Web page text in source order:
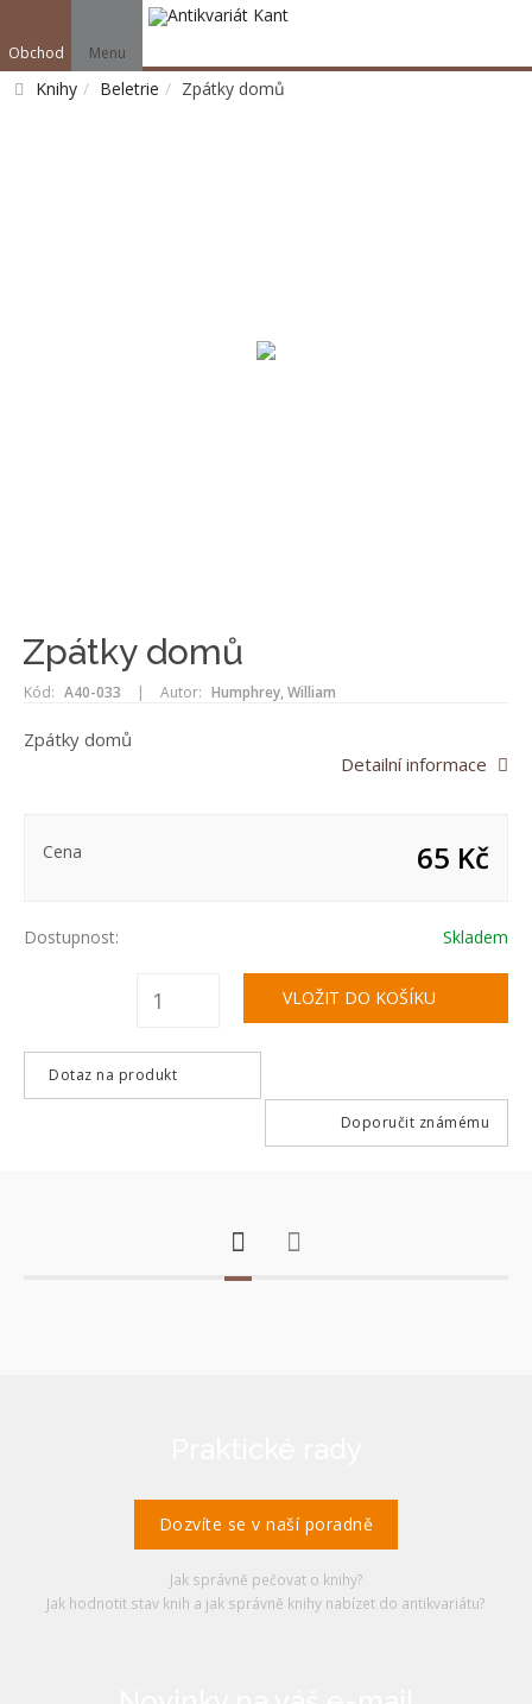
Obchod Menu
Knihy Beletrie Zpátky domů
Zpátky domů
Kód: A40-033 | Autor: Humphrey, William
Zpátky domů
Detailní informace
Cena 65 Kč
Dostupnost: Skladem
Dotaz na produkt
Doporučit známému
Dozvíte se v naší poradně
Jak správně pečovat o knihy?
Jak hodnotit stav knih a jak správně knihy nabízet do antikvariátu?